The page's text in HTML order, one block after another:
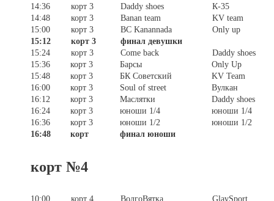
14:36
корт 3 Daddy shoes
К-35
14:48
корт 3 Banan team
KV team
15:00
корт 3 BC Kanannada
Only up
15:12
корт 3
финал девушки
15:24
корт 3 Come back
Daddy shoes
15:36
корт 3 Барсы
Only Up
15:48
корт 3 БК Советский
KV Team
16:00
корт 3 Soul of street
Вулкан
16:12
корт 3 Маслятки
Daddy shoes
16:24
корт 3 юноши 1/4
юноши 1/4
16:36
корт 3 юноши 1/2
юноши 1/2
16:48
корт финал юноши
корт №4
10:00 корт 4 ВолгоВятка GlavSport